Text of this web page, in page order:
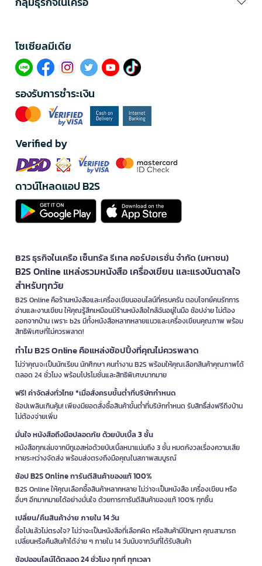
โซเซียลมีเดีย​
รองรับการชำระเงิน
Verified by
ดาวน์โหลดแอป B2S
B2S ธุรกิจในเครือ เซ็นทรัล รีเทล คอร์ปอเรชั่น จำกัด (มหาชน)
B2S Online แหล่งรวมหนังสือ เครื่องเขียน และแรงบันดาลใจ
สำหรับทุกวัย
B2S Online คือร้านหนังสือและเครื่องเขียนออนไลน์ที่ครบครัน ตอบโจทย์คนรักการ
อ่านและงานเขียน ให้คุณรู้สึกเหมือนมีร้านหนังสือใกล้ฉันอยู่ในมือ ช้อปง่าย ไม่ต้อง
ออกจากบ้าน เพราะ b2s มีทั้งหนังสือหลากหลายแนวและเครื่องเขียนคุณภาพ พร้อม
สิทธิพิเศษที่ไม่ควรพลาด!
ทำไม B2S Online คือแหล่งช้อปปิ้งที่คุณไม่ควรพลาด
ไม่ว่าคุณจะเป็นนักเรียน นักศึกษา คนทำงาน B2S พร้อมให้คุณเลือกสินค้าคุณภาพได้
ตลอด 24 ชั่วโมง พร้อมโปรโมชั่นและสิทธิพิเศษมากมาย
ฟรี! ค่าจัดส่งทั่วไทย *เมื่อสั่งครบขั้นต่ำที่บริษัทกำหนด
ช้อปเพลินเกินคุ้ม! เพียงมียอดสั่งซื้อสินค้าขั้นต่ำที่บริษัทกำหนด รับสิทธิ์ส่งฟรีถึงบ้าน
ไม่ต้องจ่ายเพิ่ม
มั่นใจ หนังสือถึงมือปลอดภัย ด้วยบับเบิ้ล 3 ชั้น
หนังสือทุกเล่มจากบีทูเอสห่อด้วยบับเบิ้ลหนาแน่นถึง 3 ชั้น หมดกังวลเรื่องความเสีย
หายระหว่างจัดส่ง พร้อมส่งตรงถึงมือคุณในสภาพสมบูรณ์
ช้อป B2S Online การันตีสินค้าของแท้ 100%
B2S Online ให้คุณเลือกซื้อสินค้าหลากหลาย ไม่ว่าจะเป็นหนังสือ เครื่องเขียน หรือ
อื่นๆ อีกมากมายได้อย่างมั่นใจ ด้วยการการันตีสินค้าของแท้ 100% ทุกชิ้น
เปลี่ยน/คืนสินค้าง่าย ภายใน 14 วัน
ซื้อไปแล้วไม่ตรงใจ? ไม่ว่าจะเป็นหนังสือที่เลือกผิด หรือสินค้ามีปัญหา คุณสามารถ
เปลี่ยนหรือคืนสินค้าได้ง่าย ๆ ภายใน 14 วันนับจากวันที่ได้รับสินค้า
ช้อปออนไลน์ได้ตลอด 24 ชั่วโมง ทุกที่ ทุกเวลา